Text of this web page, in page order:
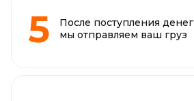
После поступления денег
мы отправляем ваш груз